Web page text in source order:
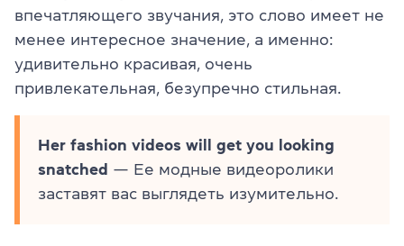
впечатляющего звучания, это слово имеет не
менее интересное значение, а именно:
удивительно красивая, очень
привлекательная, безупречно стильная.
Her fashion videos will get you looking
snatched — Ее модные видеоролики
заставят вас выглядеть изумительно.